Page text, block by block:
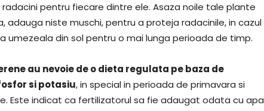
pentru fiecare dintre ele. Asaza noile tale plante
adauga niste muschi, pentru a proteja radacinile, in cazul
din sol pentru o mai lunga perioada de timp.
au nevoie de o dieta regulata pe baza de
si potasiu, in special in perioada de primavara si
Este indicat ca fertilizatorul sa fie adaugat odata cu apa